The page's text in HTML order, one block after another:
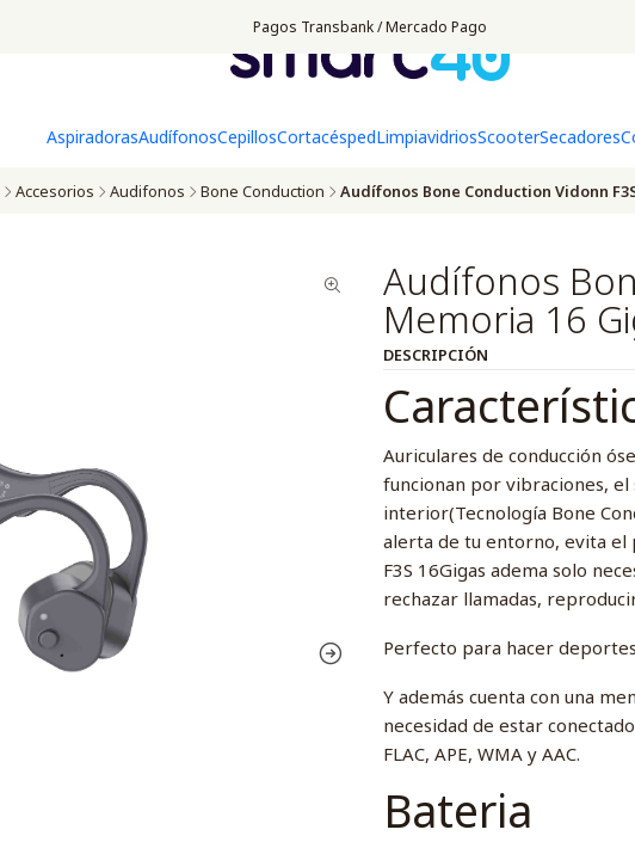
AspiradorasAudífonosCepillosCortacéspedLimpiavidriosScooterSecadores
Pagos Transbank / Mercado Pago
Accesorios Audifonos Bone Conduction Audífonos Bone Conduction Vidonn
Audífonos
Memoria 16
DESCRIPCIÓN
Auriculares de conducción
funcionan por vibraciones,
interior(Tecnología Bone
alerta de tu entorno, evita el
F3S 16Gigas adema solo
rechazar llamadas,
Perfecto para hacer
Y además cuenta con una
necesidad de estar
FLAC, APE, WMA y AAC.
Bateria